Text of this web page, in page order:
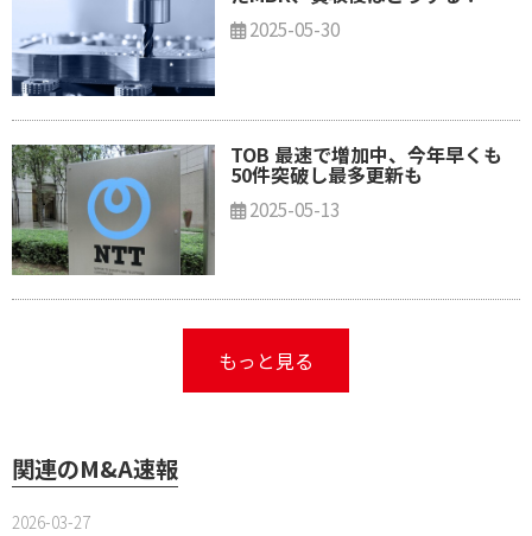
2025-05-30
TOB 最速で増加中、今年早くも
50件突破し最多更新も
2025-05-13
もっと見る
関連のM&A速報
2026-03-27